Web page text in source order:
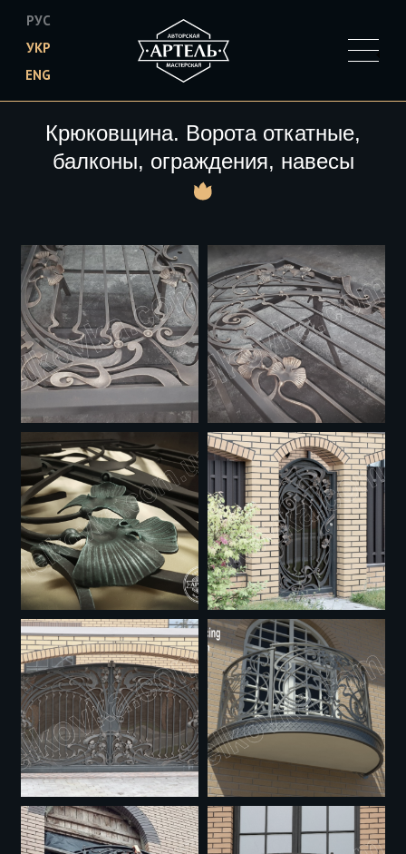
РУС
УКР
ENG
Крюковщина. Ворота откатные,
балконы, ограждения, навесы